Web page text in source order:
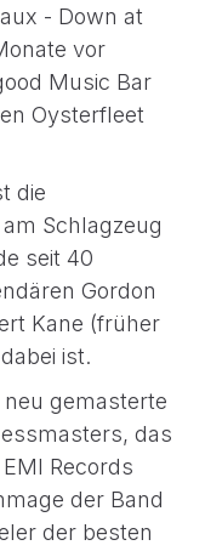
- Down at
vor
Music Bar
Oysterfleet
die
Schlagzeug
seit 40
Gordon
Kane (früher
ist.
neu gemasterte
das
Records
der Band
der besten